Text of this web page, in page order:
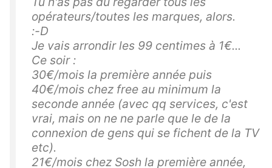
opérateurs/toutes les marques, alors.
:-D
Je vais arrondir les 99 centimes à 1€...
Ce soir :
30€/mois la première année puis
40€/mois chez free au minimum la
seconde année (avec qq services, c'est
vrai, mais on ne ne parle que le de la
connexion de gens qui se fichent de la TV
etc).
21€/mois chez Sosh la première année,